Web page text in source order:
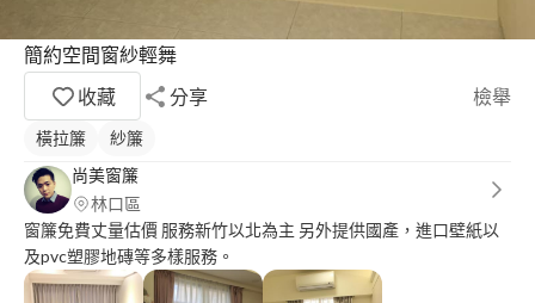
簡約空間窗紗輕舞
收藏
分享 檢舉
橫拉簾
紗簾
尚美窗簾
林口區
窗簾免費丈量估價 服務新竹以北為主 另外提供國產，進口壁紙以
及pvc塑膠地磚等多樣服務。